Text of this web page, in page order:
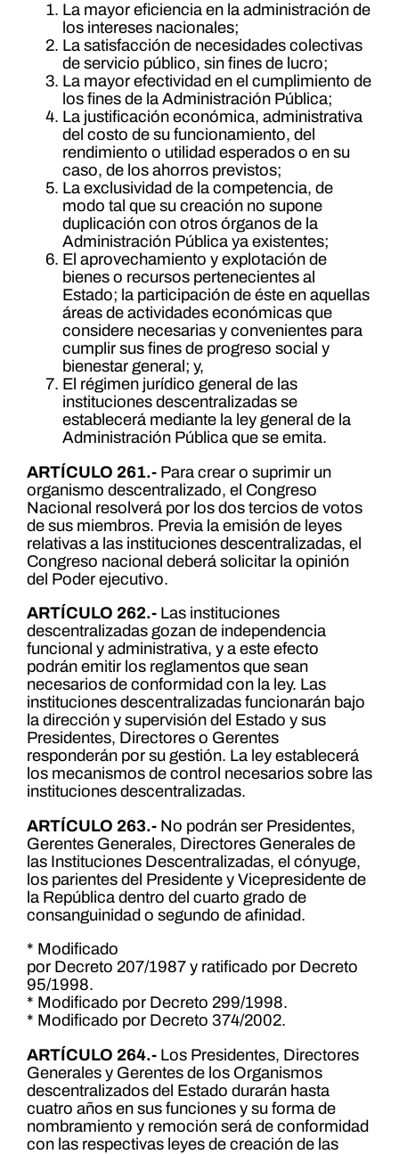
La mayor eficiencia en la administración de
los intereses nacionales;
La satisfacción de necesidades colectivas
de servicio público, sin fines de lucro;
La mayor efectividad en el cumplimiento de
los fines de la Administración Pública;
La justificación económica, administrativa
del costo de su funcionamiento, del
rendimiento o utilidad esperados o en su
caso, de los ahorros previstos;
La exclusividad de la competencia, de
modo tal que su creación no supone
duplicación con otros órganos de la
Administración Pública ya existentes;
El aprovechamiento y explotación de
bienes o recursos pertenecientes al
Estado; la participación de éste en aquellas
áreas de actividades económicas que
considere necesarias y convenientes para
cumplir sus fines de progreso social y
bienestar general; y,
El régimen jurídico general de las
instituciones descentralizadas se
establecerá mediante la ley general de la
Administración Pública que se emita.
ARTÍCULO 261.-Para crear o suprimir un
organismo descentralizado, el Congreso
Nacional resolverá por los dos tercios de votos
de sus miembros. Previa la emisión de leyes
relativas a las instituciones descentralizadas, el
Congreso nacional deberá solicitar la opinión
del Poder ejecutivo.
ARTÍCULO 262.- Las instituciones
descentralizadas gozan de independencia
funcional y administrativa, y a este efecto
podrán emitir los reglamentos que sean
necesarios de conformidad con la ley. Las
instituciones descentralizadas funcionarán bajo
la dirección y supervisión del Estado y sus
Presidentes, Directores o Gerentes
responderán por su gestión. La ley establecerá
los mecanismos de control necesarios sobre las
instituciones descentralizadas.
ARTÍCULO 263.-No podrán ser Presidentes,
Gerentes Generales, Directores Generales de
las Instituciones Descentralizadas, el cónyuge,
los parientes del Presidente y Vicepresidente de
la República dentro del cuarto grado de
consanguinidad o segundo de afinidad.
* Modificado
por Decreto 207/1987 y ratificado por Decreto
95/1998.
* Modificado por Decreto 299/1998.
* Modificado por Decreto 374/2002.
ARTÍCULO 264.- Los Presidentes, Directores
Generales y Gerentes de los Organismos
descentralizados del Estado durarán hasta
cuatro años en sus funciones y su forma de
nombramiento y remoción será de conformidad
con las respectivas leyes de creación de las